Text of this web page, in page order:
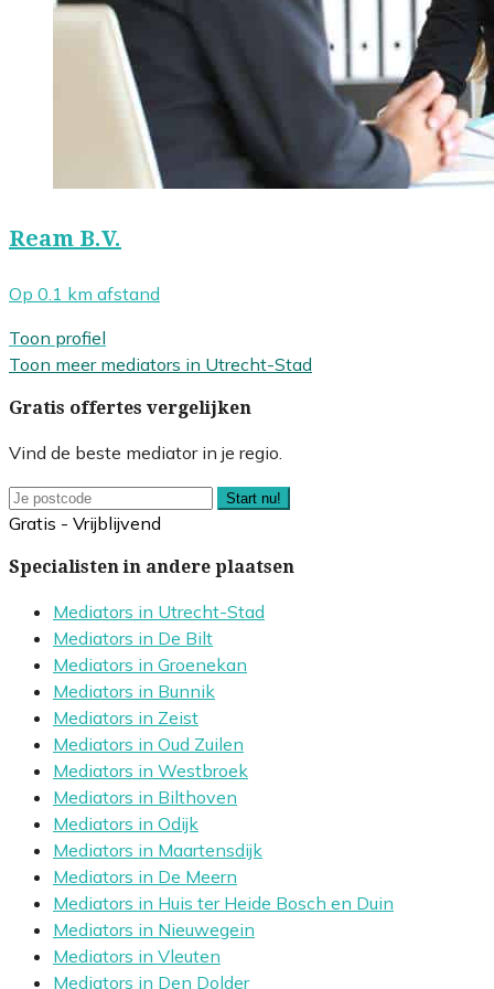
Ream B.V.
Op 0.1 km afstand
Toon profiel
Toon meer mediators in Utrecht-Stad
Gratis offertes vergelijken
Vind de beste mediator in je regio.
Start nu!
Gratis - Vrijblijvend
Specialisten in andere plaatsen
Mediators in Utrecht-Stad
Mediators in De Bilt
Mediators in Groenekan
Mediators in Bunnik
Mediators in Zeist
Mediators in Oud Zuilen
Mediators in Westbroek
Mediators in Bilthoven
Mediators in Odijk
Mediators in Maartensdijk
Mediators in De Meern
Mediators in Huis ter Heide Bosch en Duin
Mediators in Nieuwegein
Mediators in Vleuten
Mediators in Den Dolder